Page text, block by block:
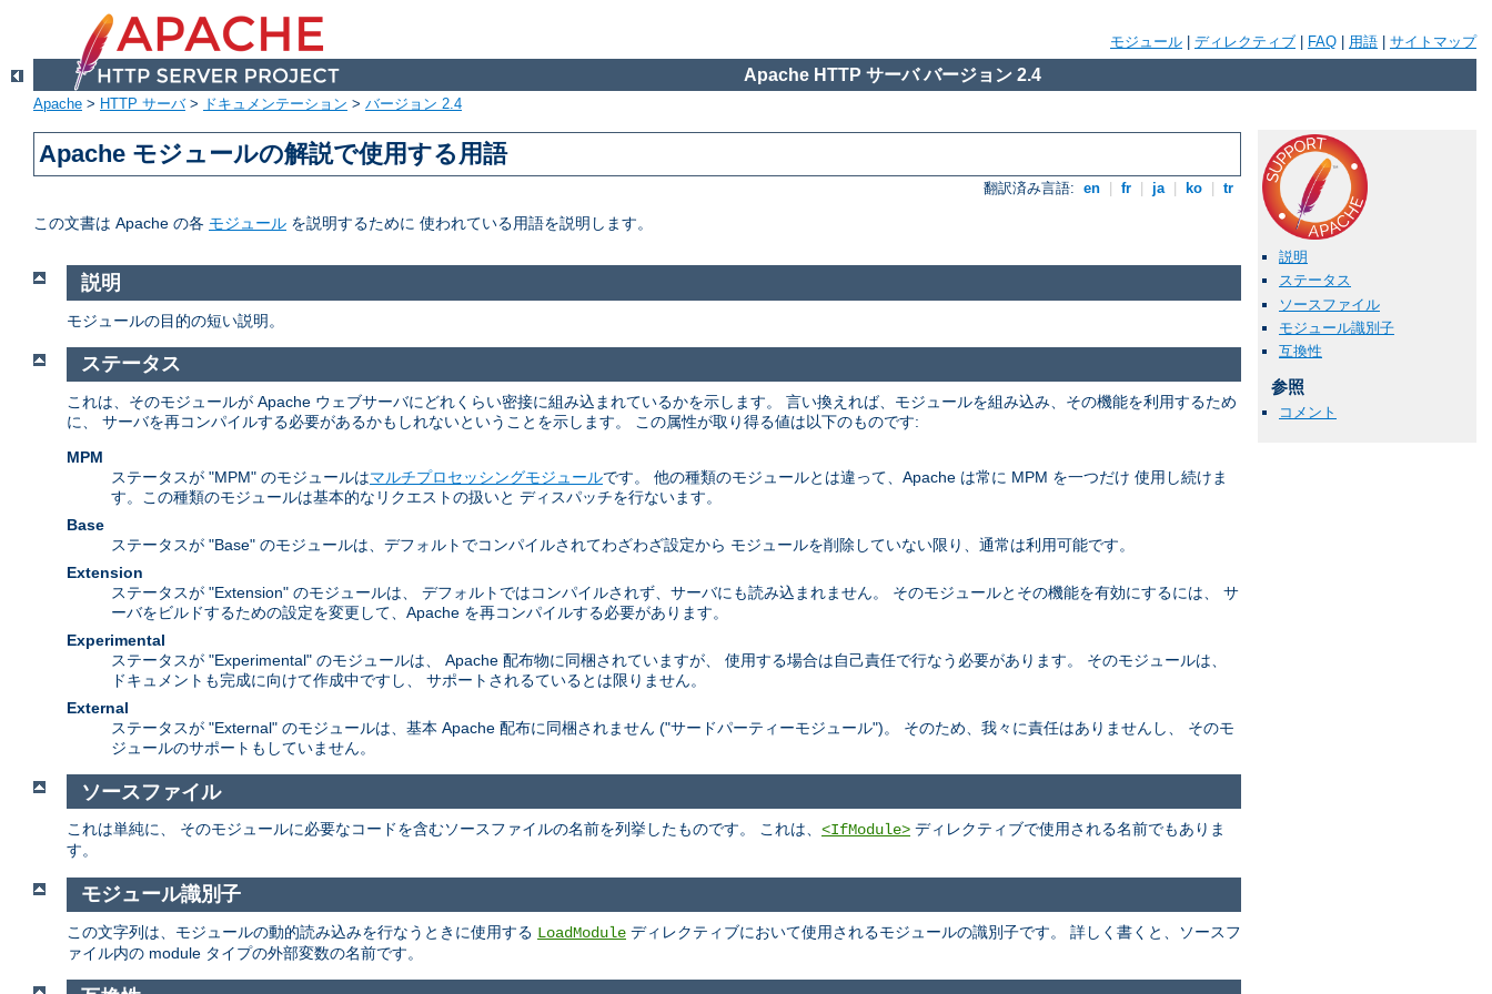
モジュール ディレクティブ FAQ 用語 サイトマップ
Apache HTTP サーバ バージョン 2.4
Apache > HTTP サーバ> ドキュメンテーション > バージョン 2.4
Apache モジュールの解説で使用する用語
翻訳済み言語: en fr ja ko tr
この文書は Apache の各 モジュール を説明するために 使われている用語を説明します。
説明
ステータス
ソースファイル
モジュール識別子
互換性
参照
コメント
説明
モジュールの目的の短い説明。
ステータス
これは、そのモジュールが Apache ウェブサーバにどれくらい密接に組み込まれているかを示します。 言い換えれば、モジュールを組み込み、その機能を利用するため
に、 サーバを再コンパイルする必要があるかもしれないということを示します。 この属性が取り得る値は以下のものです:
MPM
ステータスが "MPM" のモジュールはマルチプロセッシングモジュールです。 他の種類のモジュールとは違って、Apache は常に MPM を一つだけ 使用し続けま
す。この種類のモジュールは基本的なリクエストの扱いと ディスパッチを行ないます。
Base
ステータスが "Base" のモジュールは、デフォルトでコンパイルされてわざわざ設定から モジュールを削除していない限り、通常は利用可能です。
Extension
ステータスが "Extension" のモジュールは、 デフォルトではコンパイルされず、サーバにも読み込まれません。 そのモジュールとその機能を有効にするには、 サ
ーバをビルドするための設定を変更して、Apache を再コンパイルする必要があります。
Experimental
ステータスが "Experimental" のモジュールは、 Apache 配布物に同梱されていますが、 使用する場合は自己責任で行なう必要があります。 そのモジュールは、
ドキュメントも完成に向けて作成中ですし、 サポートされるているとは限りません。
External
ステータスが "External" のモジュールは、基本 Apache 配布に同梱されません ("サードパーティーモジュール")。 そのため、我々に責任はありませんし、 そのモ
ジュールのサポートもしていません。
ソースファイル
これは単純に、 そのモジュールに必要なコードを含むソースファイルの名前を列挙したものです。 これは、 <IfModule> ディレクティブで使用される名前でもありま
す。
モジュール識別子
この文字列は、モジュールの動的読み込みを行なうときに使用する LoadModule ディレクティブにおいて使用されるモジュールの識別子です。 詳しく書くと、ソースフ
ァイル内の module タイプの外部変数の名前です。